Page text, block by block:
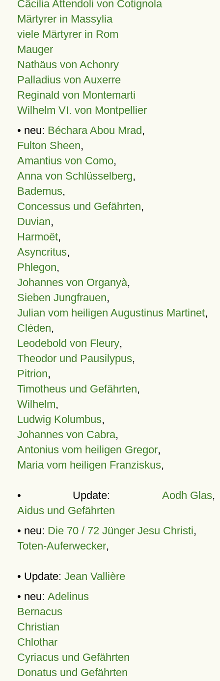
Cäcilia Attendoli von Cotignola
Märtyrer in Massylia
viele Märtyrer in Rom
Mauger
Nathäus von Achonry
Palladius von Auxerre
Reginald von Montemarti
Wilhelm VI. von Montpellier
• neu: Béchara Abou Mrad,
Fulton Sheen,
Amantius von Como,
Anna von Schlüsselberg,
Bademus,
Concessus und Gefährten,
Duvian,
Harmoët,
Asyncritus,
Phlegon,
Johannes von Organyà,
Sieben Jungfrauen,
Julian vom heiligen Augustinus Martinet,
Cléden,
Leodebold von Fleury,
Theodor und Pausilypus,
Pitrion,
Timotheus und Gefährten,
Wilhelm,
Ludwig Kolumbus,
Johannes von Cabra,
Antonius vom heiligen Gregor,
Maria vom heiligen Franziskus,
• Update: Aodh Glas,
Aidus und Gefährten
• neu: Die 70 / 72 Jünger Jesu Christi,
Toten-Auferwecker,
• Update: Jean Vallière
• neu: Adelinus
Bernacus
Christian
Chlothar
Cyriacus und Gefährten
Donatus und Gefährten